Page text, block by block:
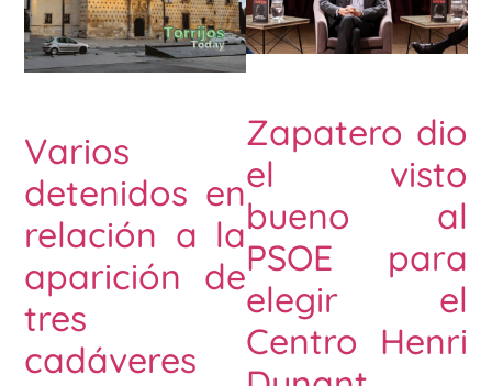
Varios
detenidos en
relación a la
aparición de
tres
cadáveres
Zapatero dio
el visto
bueno al
PSOE para
elegir el
Centro Henri